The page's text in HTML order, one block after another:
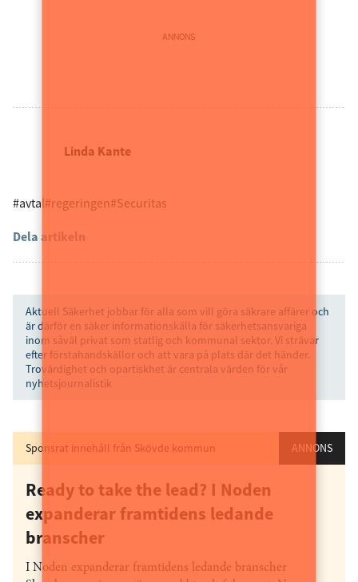
ANNONS
Linda Kante
#avtal#regeringen#Securitas
Dela artikeln
Aktuell Säkerhet jobbar för alla som vill göra säkrare affärer och
är därför en säker informationskälla för säkerhetsansvariga
inom såväl privat som statlig och kommunal sektor. Vi strävar
efter förstahandskällor och att vara på plats där det händer.
Trovärdighet och opartiskhet är centrala värden för vår
nyhetsjournalistik
Sponsrat innehåll från Skövde kommun ANNONS
Ready to take the lead? I Noden
expanderar framtidens ledande
branscher
I Noden expanderar framtidens ledande branscher